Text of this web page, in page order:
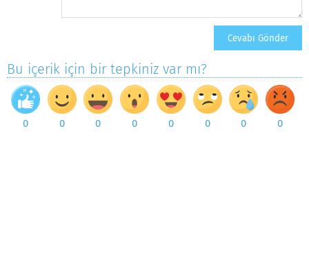
Bu içerik için bir tepkiniz var mı?
0 0 0 0 0 0 0 0